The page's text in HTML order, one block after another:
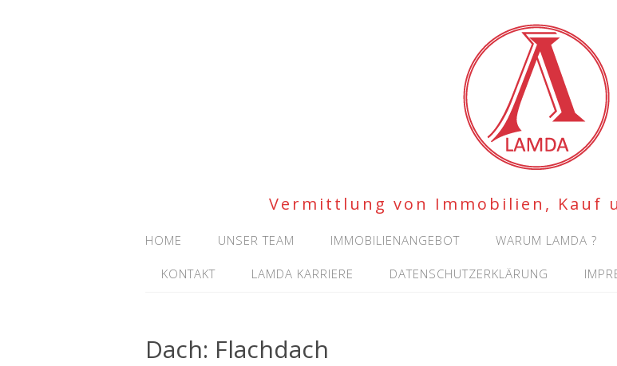
Vermittlung von Immobilien, Kauf
HOME UNSER TEAM IMMOBILIENANGEBOT WARUM LAMDA ?
KONTAKT LAMDA KARRIERE DATENSCHUTZERKLÄRUNG
Dach: Flachdach